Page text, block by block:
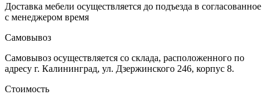
Доставка мебели осуществляется до подъезда в согласованное
с менеджером время
Самовывоз
Самовывоз осуществляется со склада, расположенного по
адресу г. Калининград, ул. Дзержинского 246, корпус 8.
Стоимость